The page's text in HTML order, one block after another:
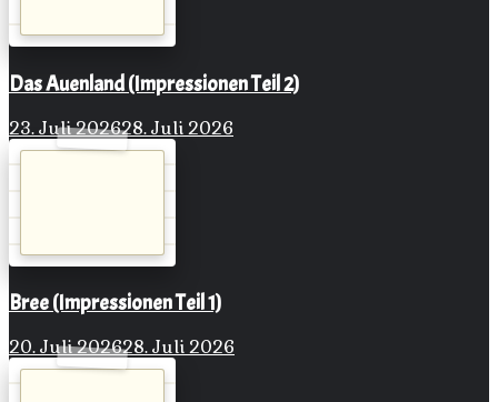
Das Auenland (Impressionen Teil 2)
23. Juli 202628. Juli 2026
Bree (Impressionen Teil 1)
20. Juli 202628. Juli 2026